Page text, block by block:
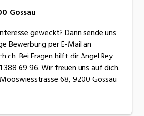
Gossau
geweckt? Dann sende uns
Bewerbung per E-Mail an
Bei Fragen hilft dir Angel Rey
388 69 96. Wir freuen uns auf dich.
68, 9200 Gossau